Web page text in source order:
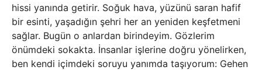
hissi yanında getirir. Soğuk hava, yüzünü saran hafif
bir esinti, yaşadığın şehri her an yeniden keşfetmeni
sağlar. Bugün o anlardan birindeyim. Gözlerim
önümdeki sokakta. İnsanlar işlerine doğru yönelirken,
ben kendi içimdeki soruyu yanımda taşıyorum: Gehen